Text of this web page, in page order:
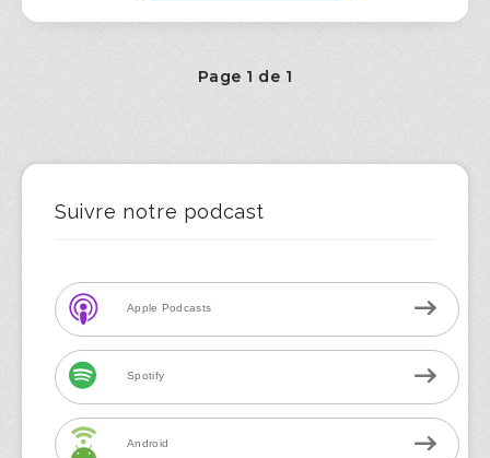
Page 1 de 1
Suivre notre podcast
Apple Podcasts
Spotify
Android